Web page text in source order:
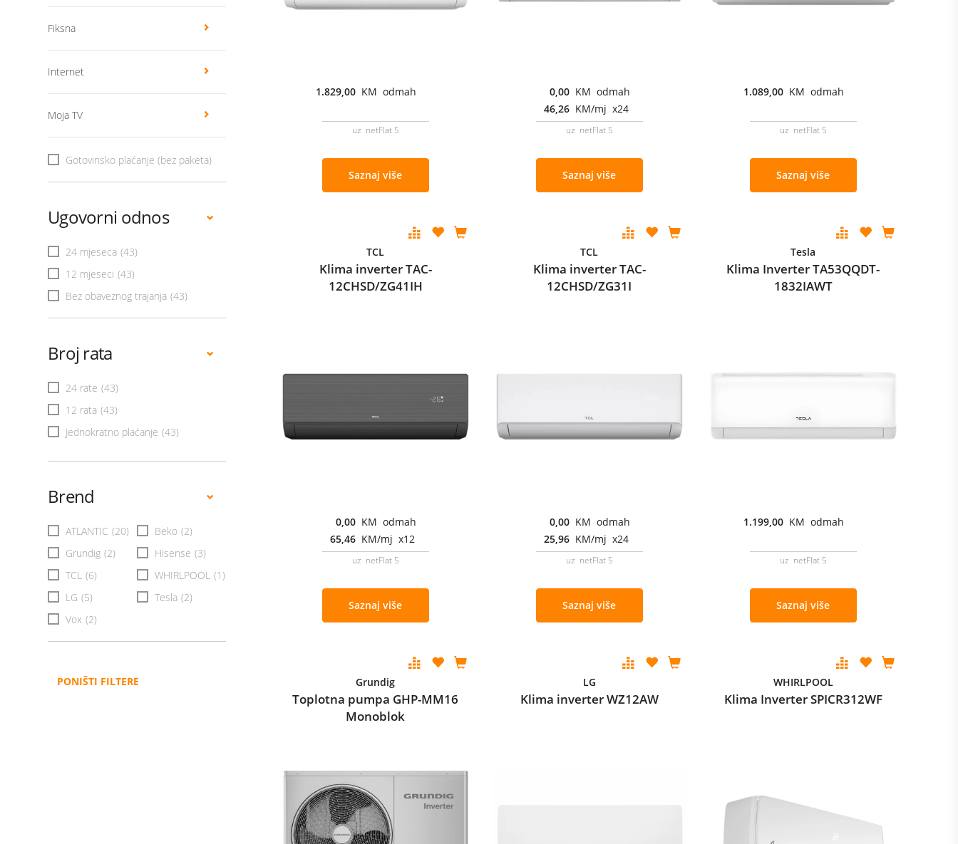
Fiksna
Internet
Moja TV
Gotovinsko plaćanje (bez paketa)
Ugovorni odnos
24 mjeseca (43)
12 mjeseci (43)
Bez obaveznog trajanja (43)
Broj rata
24 rate (43)
12 rata (43)
Jednokratno plaćanje (43)
Brend
ATLANTIC (20) Beko (2)
Grundig (2) Hisense (3)
TCL (6) WHIRLPOOL (1)
LG (5) Tesla (2)
Vox (2)
PONIŠTI FILTERE
1.829,00 KM odmah
uz netFlat 5
Saznaj više
0,00 KM odmah
46,26 KM/mj x24
uz netFlat 5
Saznaj više
1.089,00 KM odmah
uz netFlat 5
Saznaj više
TCL
Klima inverter TAC-
12CHSD/ZG41IH
0,00 KM odmah
65,46 KM/mj x12
uz netFlat 5
Saznaj više
TCL
Klima inverter TAC-
12CHSD/ZG31I
0,00 KM odmah
25,96 KM/mj x24
uz netFlat 5
Saznaj više
Tesla
Klima Inverter TA53QQDT-
1832IAWT
1.199,00 KM odmah
uz netFlat 5
Saznaj više
Grundig
Toplotna pumpa GHP-MM16
Monoblok
LG
Klima inverter WZ12AW
WHIRLPOOL
Klima Inverter SPICR312WF